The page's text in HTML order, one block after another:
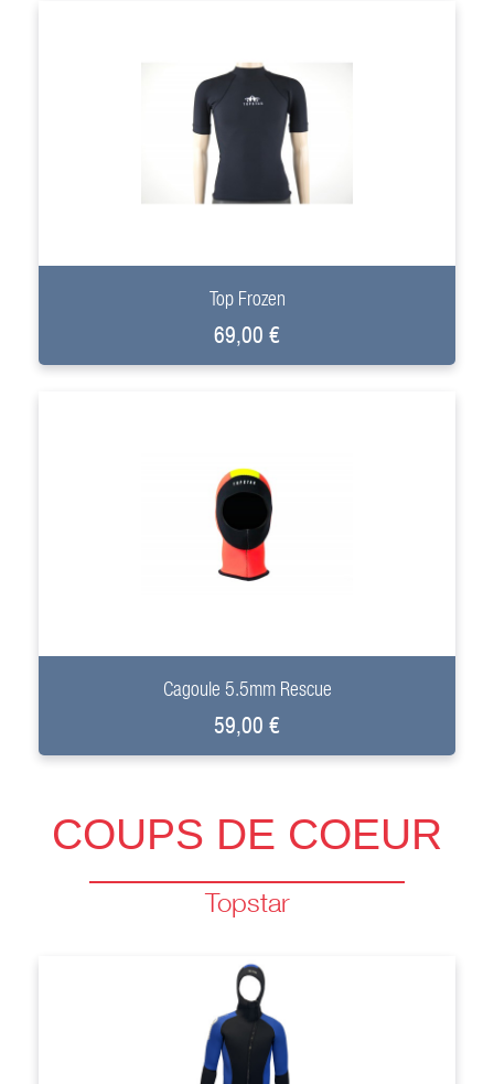
+
Top Frozen
69,00 €
+
Cagoule 5.5mm Rescue
59,00 €
COUPS DE COEUR
Topstar